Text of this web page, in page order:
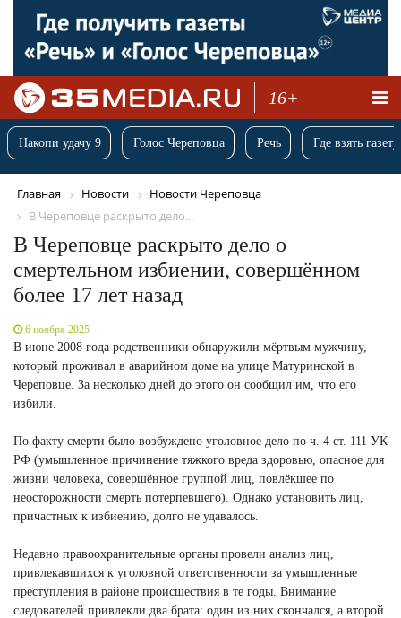
16+
Накопи удачу 9 Голос Череповца Речь Где взять
Главная Новости
Новости Череповца
В Череповце раскрыто дело...
В Череповце раскрыто дело о
смертельном избиении, совершённом
более 17 лет назад
6 ноября 2025
В июне 2008 года родственники обнаружили мёртвым мужчину,
который проживал в аварийном доме на улице Матуринской в
Череповце. За несколько дней до этого он сообщил им, что его
избили.
По факту смерти было возбуждено уголовное дело по ч. 4 ст. 111 УК
РФ (умышленное причинение тяжкого вреда здоровью, опасное для
жизни человека, совершённое группой лиц, повлёкшее по
неосторожности смерть потерпевшего). Однако установить лиц,
причастных к избиению, долго не удавалось.
Недавно правоохранительные органы провели анализ лиц,
привлекавшихся к уголовной ответственности за умышленные
преступления в районе происшествия в те годы. Внимание
следователей привлекли два брата: один из них скончался, а второй